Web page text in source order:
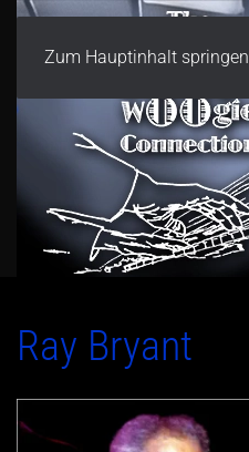
Zum Hauptinhalt springen
Ray Bryant